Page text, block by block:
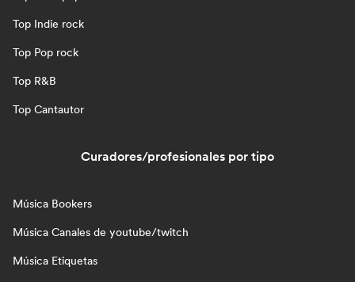
Top Indie rock
Top Pop rock
Top R&B
Top Cantautor
Curadores/profesionales por tipo
Música Bookers
Música Canales de youtube/twitch
Música Etiquetas